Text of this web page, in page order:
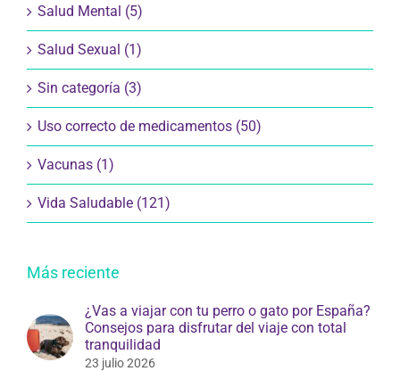
Salud Mental (5)
Salud Sexual (1)
Sin categoría (3)
Uso correcto de medicamentos (50)
Vacunas (1)
Vida Saludable (121)
Más reciente
¿Vas a viajar con tu perro o gato por España?
Consejos para disfrutar del viaje con total
tranquilidad
23 julio 2026